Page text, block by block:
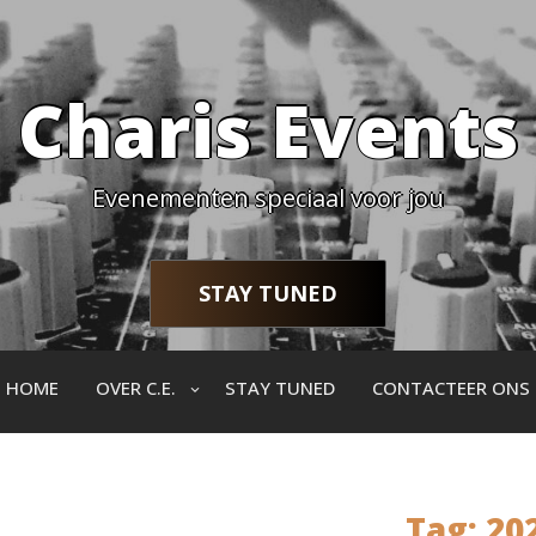
Charis Events
Evenementen speciaal voor jou
STAY TUNED
HOME OVER C.E. STAY TUNED CONTACTEER ONS